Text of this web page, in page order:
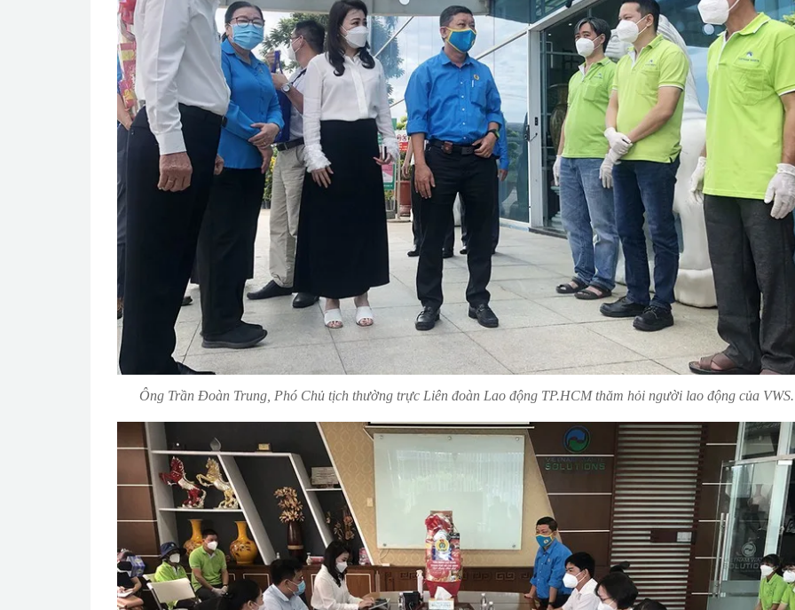
Ông Trần Đoàn Trung, Phó Chủ tịch thường trực Liên đoàn Lao động TP.HCM thăm hỏi người lao động của VWS.